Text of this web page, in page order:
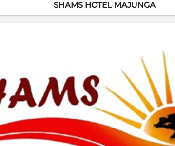
SHAMS HOTEL MAJUNGA